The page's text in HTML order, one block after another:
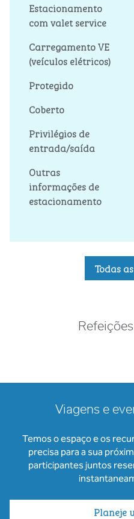
Estacionamento
com valet service
Carregamento VE
(veículos elétricos)
Protegido
Coberto
Privilégios de
entrada/saída
Outras
informações de
estacionamento
Todas
Viagens e
Temos o espaço e os
precisa para a sua
participantes juntos
Planeje